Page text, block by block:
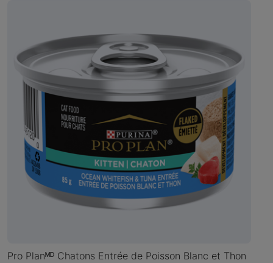
Pro Planᴹᴰ Chatons Entrée de Poisson Blanc et Thon